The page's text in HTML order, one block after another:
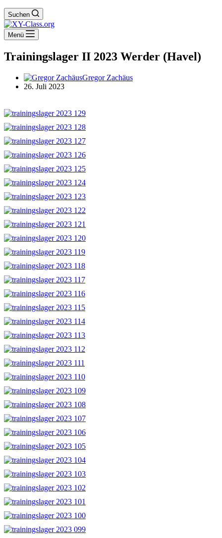
Suchen
Menü
Trainingslager II 2023 Werder (Havel)
Gregor Zachäus
26. Juli 2023